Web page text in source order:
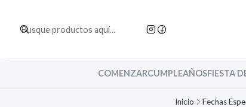
COMENZARCUMPLEAÑOSFIESTA
Inicio Fechas